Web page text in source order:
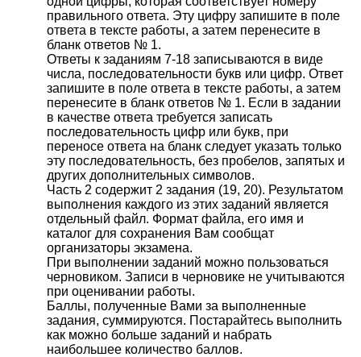
правильного ответа. Эту цифру запишите в поле
ответа в тексте работы, а затем перенесите в
бланк ответов № 1.
Ответы к заданиям 7-18 записываются в виде
числа, последовательности букв или цифр. Ответ
запишите в поле ответа в тексте работы, а затем
перенесите в бланк ответов № 1. Если в задании
в качестве ответа требуется записать
последовательность цифр или букв, при
переносе ответа на бланк следует указать только
эту последовательность, без пробелов, запятых и
других дополнительных символов.
Часть 2 содержит 2 задания (19, 20). Результатом
выполнения каждого из этих заданий является
отдельный файл. Формат файла, его имя и
каталог для сохранения Вам сообщат
организаторы экзамена.
При выполнении заданий можно пользоваться
черновиком. Записи в черновике не учитываются
при оценивании работы.
Баллы, полученные Вами за выполненные
задания, суммируются. Постарайтесь выполнить
как можно больше заданий и набрать
наибольшее количество баллов.